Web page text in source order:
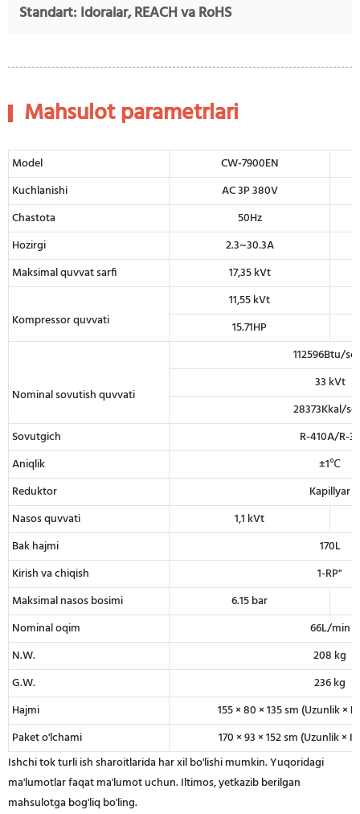
Standart: Idoralar, REACH va RoHS
Mahsulot parametrlari
Model
CW-7900EN
Kuchlanishi
AC 3P 380V
Chastota
50Hz
Hozirgi
2.3~30.3A
Maksimal quvvat sarfi
17,35 kVt
Kompressor quvvati
11,55 kVt
15.71HP
Nominal sovutish quvvati
112596Btu/
33 kVt
28373Kkal/
Sovutgich
R-410A/R-32
Aniqlik
±1℃
Reduktor
Kapillyar
Nasos quvvati
1,1 kVt
Bak hajmi
170L
Kirish va chiqish
1-RP"
Maksimal nasos bosimi
6.15 bar
Nominal oqim
66L/min
N.W.
208 kg
G.W.
236 kg
Hajmi
155 × 80 × 135 sm (Uzunlik ×
Paket o'lchami
170 × 93 × 152 sm (Uzunlik ×
Ishchi tok turli ish sharoitlarida har xil bo'lishi mumkin. Yuqoridagi
ma'lumotlar faqat ma'lumot uchun. Iltimos, yetkazib berilgan
mahsulotga bog'liq bo'ling.